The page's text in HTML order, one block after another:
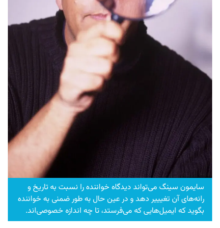
سایمون سینگ می‌تواند دیدگاه خواننده را نسبت به تاریخ و
رانه‌های آن تغیییر دهد و در عین حال به طور ضمنی به خواننده
بگوید که ایمیل‌هایی که می‌فرستد، تا چه اندازه خصوصی‌اند.